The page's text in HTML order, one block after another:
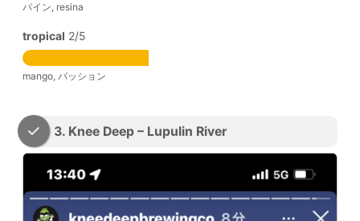
パイン, resina
tropical 2/5
mango, パッション
3. Knee Deep – Lupulin River